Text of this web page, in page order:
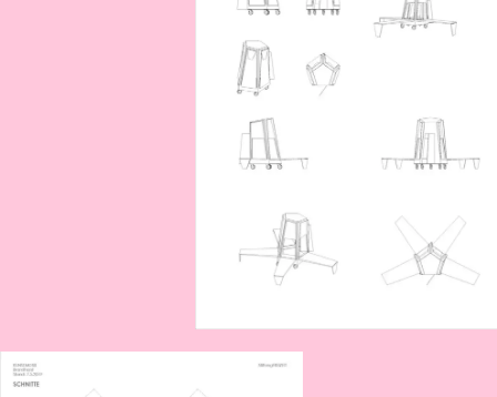
World of Malls
Tempo 1
2015 Erinnerungsmanufaktur